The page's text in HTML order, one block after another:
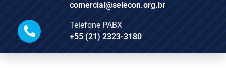
comercial@selecon.org.br
Telefone PABX
+55 (21) 2323-3180